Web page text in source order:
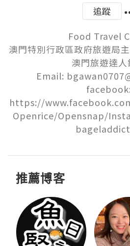
追蹤
Food Travel
澳門特別行政區政府旅遊局
澳門旅遊達人
Email:
facebook:
https://
Openrice/Opensnap/
推薦博客